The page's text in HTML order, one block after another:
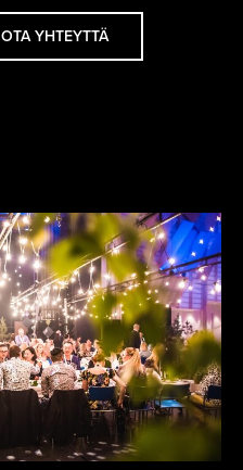
OTA YHTEYTTÄ